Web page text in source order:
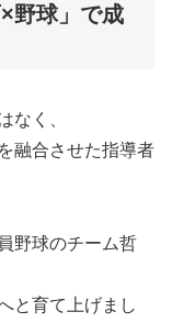
野球」で成
なく、
を融合させた指導者
野球のチーム哲
と育て上げまし